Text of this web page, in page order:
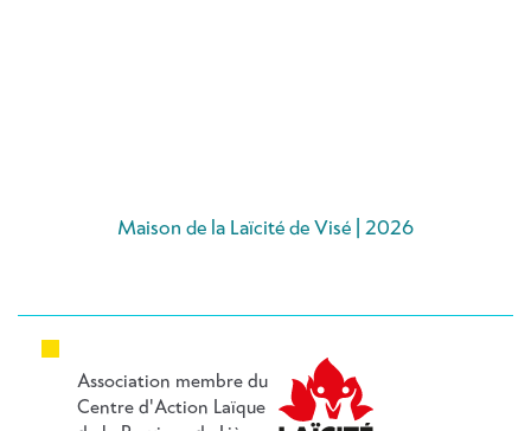
Maison de la Laïcité de Visé | 2026
Association membre du
Centre d'Action Laïque